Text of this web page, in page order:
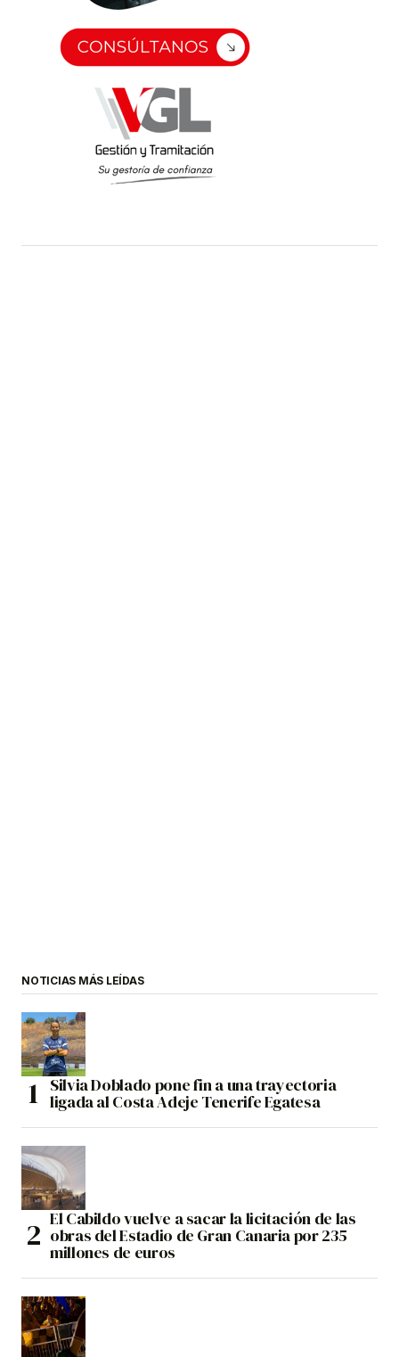
NOTICIAS MÁS LEÍDAS
Silvia Doblado pone fin a una trayectoria
ligada al Costa Adeje Tenerife Egatesa
El Cabildo vuelve a sacar la licitación de las
obras del Estadio de Gran Canaria por 235
millones de euros